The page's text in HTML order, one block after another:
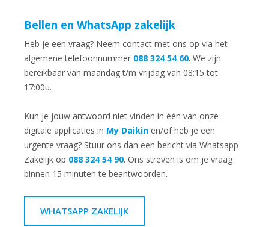
Bellen en WhatsApp zakelijk
Heb je een vraag? Neem contact met ons op via het
algemene telefoonnummer 088 324 54 60. We zijn
bereikbaar van maandag t/m vrijdag van 08:15 tot
17:00u.
Kun je jouw antwoord niet vinden in één van onze
digitale applicaties in My Daikin en/of heb je een
urgente vraag? Stuur ons dan een bericht via Whatsapp
Zakelijk op 088 324 54 90. Ons streven is om je vraag
binnen 15 minuten te beantwoorden.
WHATSAPP ZAKELIJK